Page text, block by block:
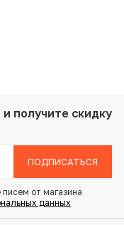
— Вам
и получите скидку
ПОДПИСАТЬСЯ
от магазина
данных